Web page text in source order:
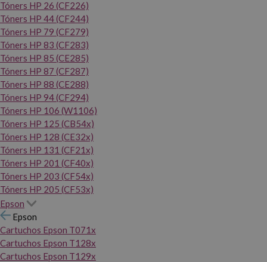
Tóners HP 26 (CF226)
Tóners HP 44 (CF244)
Tóners HP 79 (CF279)
Tóners HP 83 (CF283)
Tóners HP 85 (CE285)
Tóners HP 87 (CF287)
Tóners HP 88 (CE288)
Tóners HP 94 (CF294)
Tóners HP 106 (W1106)
Tóners HP 125 (CB54x)
Tóners HP 128 (CE32x)
Tóners HP 131 (CF21x)
Tóners HP 201 (CF40x)
Tóners HP 203 (CF54x)
Tóners HP 205 (CF53x)
Epson
Epson
Cartuchos Epson T071x
Cartuchos Epson T128x
Cartuchos Epson T129x